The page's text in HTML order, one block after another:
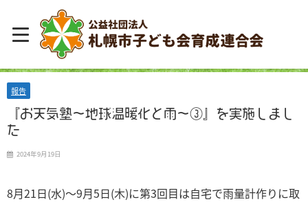
報告
『お天気塾～地球温暖化と雨～③』を実施しまし
た
2024年9月19日
8月21日(水)～9月5日(木)に第3回目は自宅で雨量計作りに取